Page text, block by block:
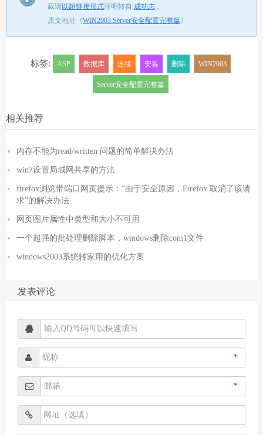
载请以超链接形式注明转自 成功志 。
原文地址《WIN2003 Server安全配置完整篇》
标签: ASP 数据库 连接 安装 删除 WIN2003
Server安全配置完整篇
相关推荐
内存不能为read/written 问题的简单解决办法
win7设置局域网共享的方法
firefox浏览带端口网页提示：“由于安全原因，Firefox 取消了该请
求”的解决办法
网页图片属性中类型和大小不可用
一个超强的批处理删除脚本，windows删除com1文件
windows2003系统转家用的优化方案
发表评论
*
*